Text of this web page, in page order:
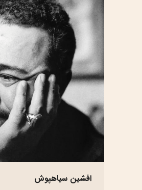
افشین سیاهپوش